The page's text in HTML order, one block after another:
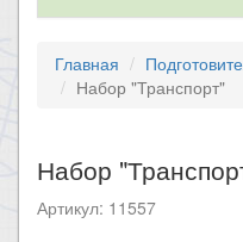
Главная
Набор "Транспорт"
Набор
Артикул: 11557